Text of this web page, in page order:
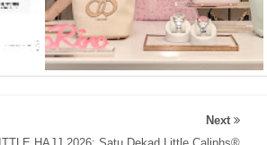
Next